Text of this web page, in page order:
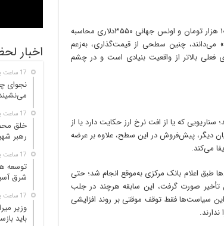
این فاصله قیمتی از سوی بانک مرکزی معادل برآورد سکه با دلار زیر ۱۰۰ هزار تومان و اونس جهانی ۳۵۵۰دلاری محاسبه
چنین سطحی از قیمت‌گذاری، به‌زعم
فعلی بالاتر از واقعیت بنیادی است و در چشم
که یا از افت نرخ ارز حکایت دارد یا از
دیگر، پیش‌فروش در این سطح، علاوه بر عرضه
می‌کند.
طبق اعلام بانک مرکزی به‌موقع انجام شد؛ حتی
بدون تأخیر صورت گرفت، این سابقه هرچند در جلب
سیاست‌ها فقط توقف موقتی بر روند افزایشی
اخبار
17 ساعت پیش
نجوای
17 ساعت پیش
خلق
رهبر
17 ساعت پیش
توسعه
شرق
17 ساعت پیش
وزیر
باید